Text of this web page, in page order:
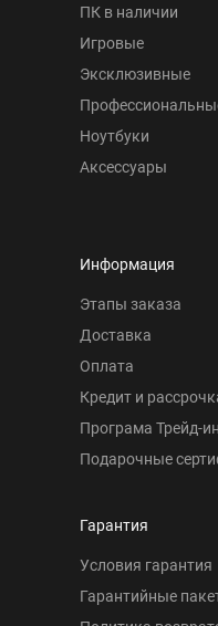
ПК в наличии
Игровые
Эксклюзивные
Ноутбуки
Аксессуары
Информация
Этапы заказа
Доставка
Оплата
Кредит и
Програма Трейд-ин
Подарочные
Гарантия
Условия гарантия
Гарантийные